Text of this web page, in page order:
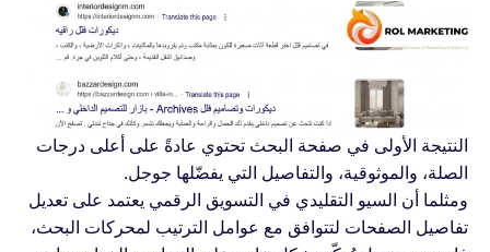
النتيجة الأولى في صفحة البحث تحتوي عادةً على أعلى درجات
الصلة، والموثوقية، والتفاصيل التي يفضّلها جوجل.
ومثلما أن السيو التقليدي في التسويق الرقمي يعتمد على تعديل
تفاصيل الصفحات لتتوافق مع عوامل الترتيب لمحركات البحث،